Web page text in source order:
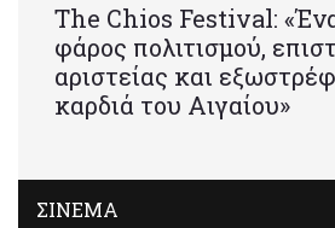
Τhe Chios Festival:
φάρος πολιτισμού,
αριστείας και
καρδιά του Αιγαίου»
ΣΙΝΕΜΑ